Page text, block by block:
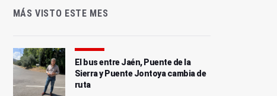
MÁS VISTO ESTE MES
El bus entre Jaén, Puente de la
Sierra y Puente Jontoya cambia de
ruta